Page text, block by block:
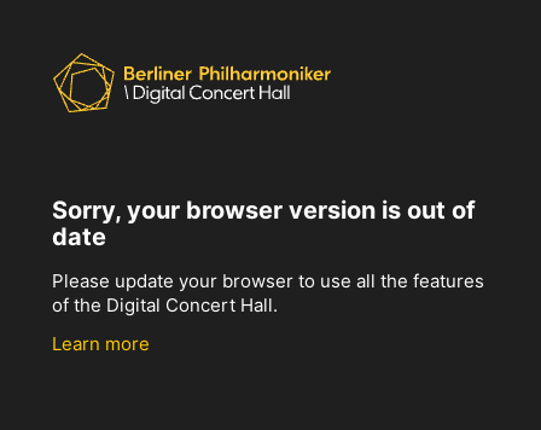
Sorry, your browser version is out of
date
Please update your browser to use all the features
of the Digital Concert Hall.
Learn more